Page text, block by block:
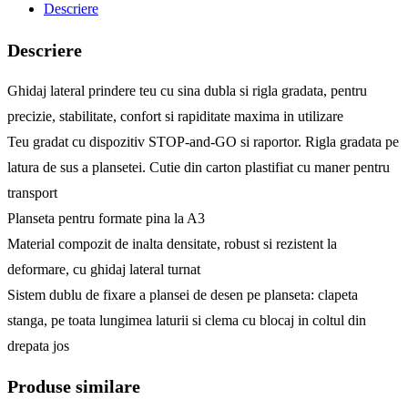
Descriere
Descriere
Ghidaj lateral prindere teu cu sina dubla si rigla gradata, pentru
precizie, stabilitate, confort si rapiditate maxima in utilizare
Teu gradat cu dispozitiv STOP-and-GO si raportor. Rigla gradata pe
latura de sus a plansetei. Cutie din carton plastifiat cu maner pentru
transport
Planseta pentru formate pina la A3
Material compozit de inalta densitate, robust si rezistent la
deformare, cu ghidaj lateral turnat
Sistem dublu de fixare a plansei de desen pe planseta: clapeta
stanga, pe toata lungimea laturii si clema cu blocaj in coltul din
drepata jos
Produse similare